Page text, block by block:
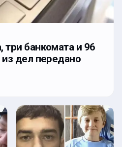
банкомата и 96
дел передано